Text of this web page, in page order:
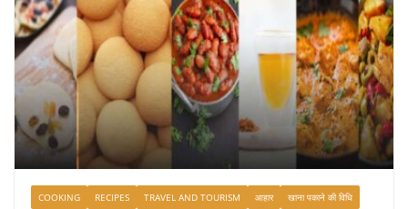
COOKING RECIPES TRAVEL AND TOURISM आहार
खाना पकाने की विधि